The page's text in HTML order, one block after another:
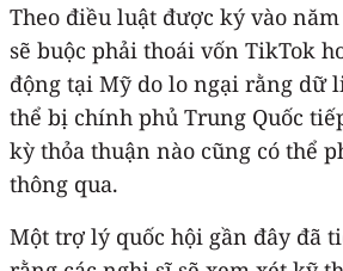
Theo điều luật được ký vào năm
sẽ buộc phải thoái vốn TikTok
động tại Mỹ do lo ngại rằng dữ
thể bị chính phủ Trung Quốc
kỳ thỏa thuận nào cũng có thể
thông qua.
Một trợ lý quốc hội gần đây đã